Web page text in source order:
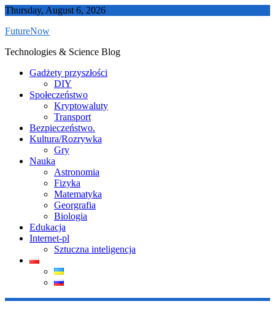
Skip
content
Thursday, August 6, 2026
FutureNow
Technologies & Science Blog
Gadżety przyszłości
DIY
Społeczeństwo
Kryptowaluty
Transport
Bezpieczeństwo.
Kultura/Rozrywka
Gry
Nauka
Astronomia
Fizyka
Matematyka
Georgrafia
Biologia
Edukacja
Internet-pl
Sztuczna inteligencja